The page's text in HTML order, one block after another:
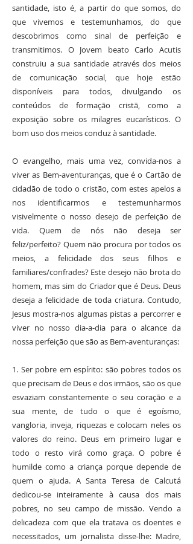
santidade, isto é, a partir do que somos, do
que vivemos e testemunhamos, do que
descobrimos como sinal de perfeição e
transmitimos. O Jovem beato Carlo Acutis
construiu a sua santidade através dos meios
de comunicação social, que hoje estão
disponíveis para todos, divulgando os
conteúdos de formação cristã, como a
exposição sobre os milagres eucarísticos. O
bom uso dos meios conduz à santidade.
O evangelho, mais uma vez, convida-nos a
viver as Bem-aventuranças, que é o Cartão de
cidadão de todo o cristão, com estes apelos a
nos identificarmos e testemunharmos
visivelmente o nosso desejo de perfeição de
vida. Quem de nós não deseja ser
feliz/perfeito? Quem não procura por todos os
meios, a felicidade dos seus filhos e
familiares/confrades? Este desejo não brota do
homem, mas sim do Criador que é Deus. Deus
deseja a felicidade de toda criatura. Contudo,
Jesus mostra-nos algumas pistas a percorrer e
viver no nosso dia-a-dia para o alcance da
nossa perfeição que são as Bem-aventuranças:
1. Ser pobre em espírito: são pobres todos os
que precisam de Deus e dos irmãos, são os que
esvaziam constantemente o seu coração e a
sua mente, de tudo o que é egoísmo,
vangloria, inveja, riquezas e colocam neles os
valores do reino. Deus em primeiro lugar e
todo o resto virá como graça. O pobre é
humilde como a criança porque depende de
quem o ajuda. A Santa Teresa de Calcutá
dedicou-se inteiramente à causa dos mais
pobres, no seu campo de missão. Vendo a
delicadeza com que ela tratava os doentes e
necessitados, um jornalista disse-lhe: Madre,